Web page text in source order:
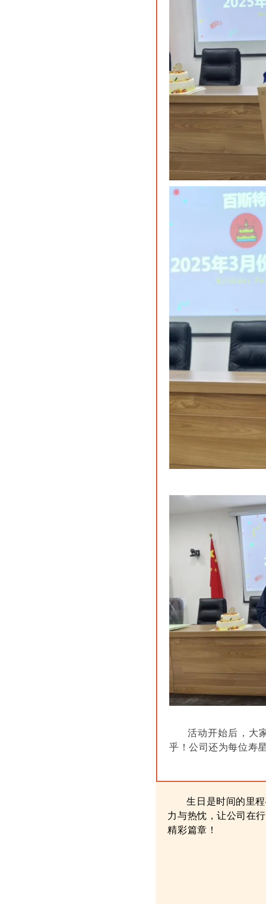
活动开始后，大家
乎！公司还为每位寿
生日是时间的里
力与热忱，让公司在
精彩篇章！